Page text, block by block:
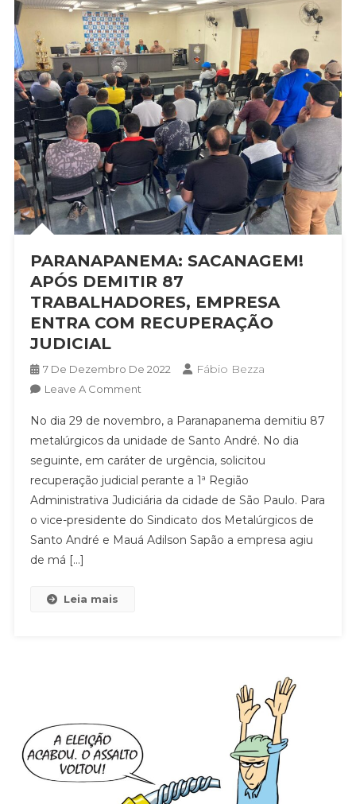
PARANAPANEMA: SACANAGEM!
APÓS DEMITIR 87
TRABALHADORES, EMPRESA
ENTRA COM RECUPERAÇÃO
JUDICIAL
7 De Dezembro De 2022 Fábio Bezza
Leave A CommentOn
SACANAGEM!
APÓS
DEMITIR
87
TRABALHADORES,
EMPRESA
ENTRA
No dia 29 de novembro, a Paranapanema demitiu 87
metalúrgicos da unidade de Santo André. No dia
seguinte, em caráter de urgência, solicitou
recuperação judicial perante a 1ª Região
Administrativa Judiciária da cidade de São Paulo. Para
o vice-presidente do Sindicato dos Metalúrgicos de
Santo André e Mauá Adilson Sapão a empresa agiu
de má […]
Leia mais